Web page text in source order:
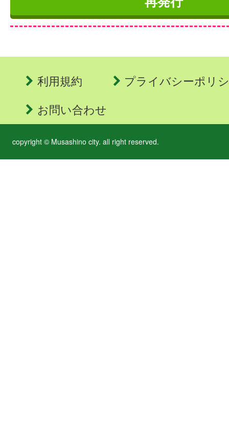
利用規約
プライバシーポリ
お問い合わせ
copyright © Musashino city. all right reserved.